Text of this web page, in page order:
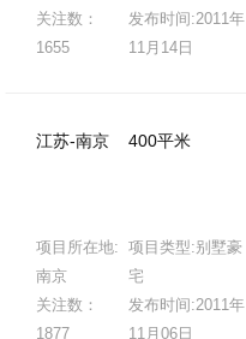
关注数：
1655
发布时间:2011年
11月14日
江苏-南京 400平米
项目所在地:
南京
关注数：
1877
项目类型:别墅豪
宅
发布时间:2011年
11月06日